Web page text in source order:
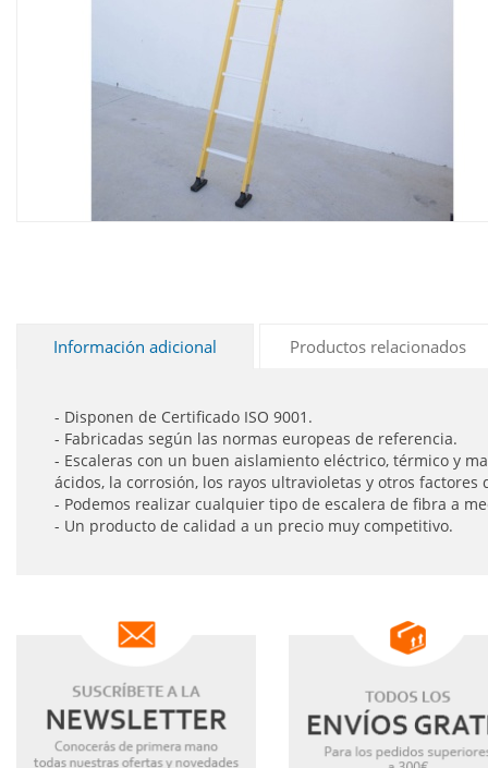
Información adicional Productos relacionados
- Disponen de Certificado ISO 9001.
- Fabricadas según las normas europeas de referencia.
- Escaleras con un buen aislamiento eléctrico, térmico y
ácidos, la corrosión, los rayos ultravioletas y otros
- Podemos realizar cualquier tipo de escalera de fibra a
- Un producto de calidad a un precio muy competitivo.